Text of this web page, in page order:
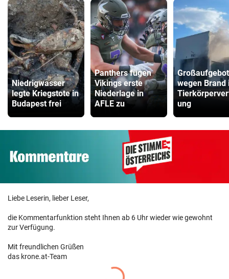
Niedrigwasser
legte Kriegstote in
Budapest frei
Panthers fügen
Vikings erste
Niederlage in
AFLE zu
Großaufgebot
wegen Brand
ung
Liebe Leserin, lieber Leser,
die Kommentarfunktion steht Ihnen ab 6 Uhr wieder wie gewohnt
zur Verfügung.
Mit freundlichen Grüßen
das krone.at-Team